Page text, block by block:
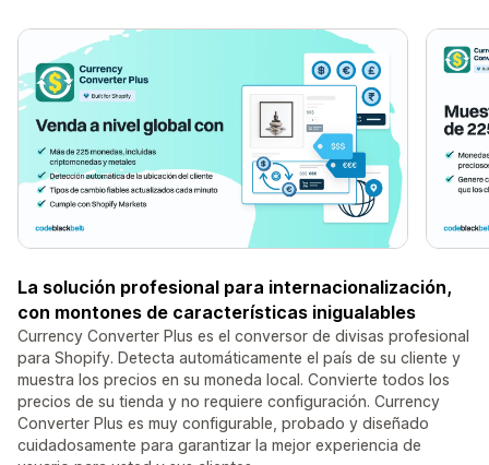
La solución profesional para internacionalización,
con montones de características inigualables
Currency Converter Plus es el conversor de divisas profesional
para Shopify. Detecta automáticamente el país de su cliente y
muestra los precios en su moneda local. Convierte todos los
precios de su tienda y no requiere configuración. Currency
Converter Plus es muy configurable, probado y diseñado
cuidadosamente para garantizar la mejor experiencia de